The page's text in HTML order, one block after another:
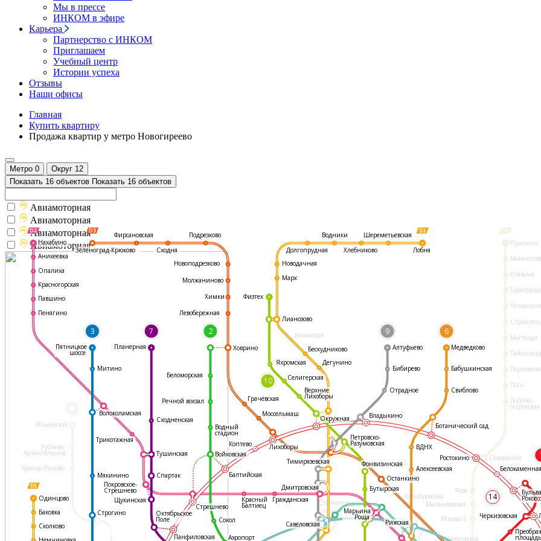
Мы в прессе
ИНКОМ в эфире
Карьера
Партнерство с ИНКОМ
Приглашаем
Учебный центр
Истории успеха
Отзывы
Наши офисы
Главная
Купить квартиру
Продажа квартир у метро Новогиреево
Метро 0 Округ 12
Показать 16 объектов Показать 16 объектов
Илимская
Пушкино
Клязьма
Мытищи
Лось
Лосино-
островская
Северянин
Яуза
Маленковская
Москва-3
Николаевка
Ильинская
Рублево-
Архангельское
Троице-Лыково
Калибровская
Станколит
3 7
14
2 9 6
10
Фирсановская
Сходня
Подрезково
Новоподрезково
Молжаниново
Химки
Левобережная
Ховрино
Грачёвская
Моссельмаш
Останкино
Медведково
Бабушкинская
Свиблово
ВДНХ
Алексеевская
Рижская
Аэропорт
Сокол
Красный
Балтиец
Гражданская
Дмитровская
Коптево Лихоборы
Балтийская
Войковская
Водный
стадион
Сходненская
Трикотажная
Волоколамская
Тушинская
Мякинино
Строгино
Митино
Нахабино
Аникеевка
Опалиха
Красногорская
Павшино
Пенягино
Одинцово
Баковка
Сколково
Пятницкое
шоссе
Планерная
Спартак
Стрешнево
Щукинская
Октябрьское
Поле
Панфиловская
Окружная
Дегунино
Бескудниково
Верхние
Лихоборы
Селигерская
Физтех
Яхромская
Марк
Лианозово
Новодачная
Речной вокзал
Беломорская
Долгопрудная
Водники
Хлебниково
Шереметьевская
Лобня
Тимирязевская
Марьина
Роща
Савёловская
Фонвизинская
Бутырская
Петровско-
Разумовская
Покровское-
Стрешнево
Бибирево
Отрадное
Владыкино
Ботанический сад
Алтуфьево
Ростокино
Черкизовская
площадь
Зеленоград-Крюково
Авиамоторная
Авиамоторная
Авиамоторная
Авиамоторная